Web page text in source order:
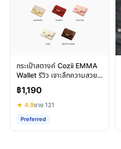
กระเป๋าสตางค์ Cozii EMMA
Wallet รีวิว เจาะลึกความสวย
หรู ฟังก์ชันครบครัน
฿1,190
★ 4.9ขาย 121
Preferred